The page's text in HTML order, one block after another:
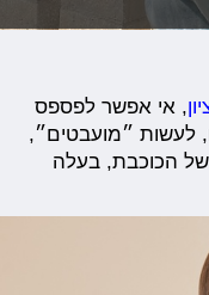
, אי אפשר לפספס
לעשות ״מועבטים״,
של הכוכבת, בעלה